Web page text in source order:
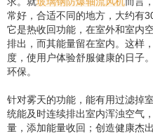
常好，合适不同的地方，大约有
它是热收回功能，在室外和室内
排出，而其能量留在室内。这样
度，使用户体验舒服健康的日子
环保。
针对雾天的功能，能有用过滤掉
统能及时连续排出室内浑浊空气
量，添加能量收回；创造健康杰